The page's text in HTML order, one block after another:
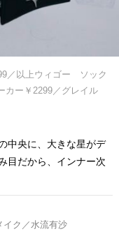
／以上ウィゴー ソック
ー￥2299／グレイル
中央に、大きな星がデ
だから、インナー次
ク／水流有沙